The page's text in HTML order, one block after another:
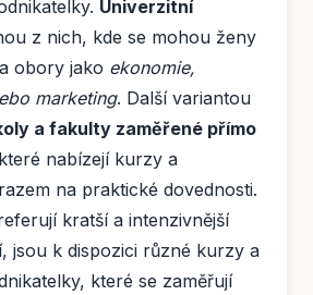
Univerzitní
z nich, kde se mohou ženy
obory jako ekonomie,
marketing. Další variantou
a fakulty zaměřené přímo
nabízejí kurzy a
na praktické dovednosti.
kratší a intenzivnější
jsou k dispozici různé kurzy a
které se zaměřují